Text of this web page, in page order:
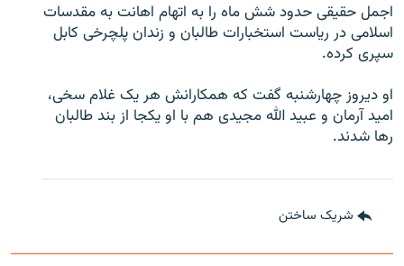
اجمل حقیقی حدود شش ماه را به اتهام اهانت به مقدسات
اسلامی در ریاست استخبارات طالبان و زندان پلچرخی کابل
سپری کرده.
او دیروز چهارشنبه گفت که همکارانش هر یک غلام سخی،
امید آرمان و عبید الله مجیدی هم با او یکجا از بند طالبان
رها شدند.
شریک ساختن